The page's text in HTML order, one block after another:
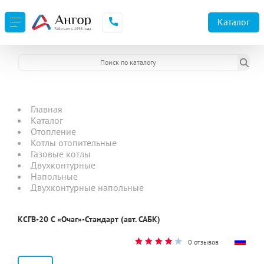
Каталог
Главная
Каталог
Отопление
Котлы отопительные
Газовые котлы
Двухконтурные
Напольные
Двухконтурные напольные
КСГВ-20 С «Очаг»-Стандарт (авт. САБК)
0 отзывов